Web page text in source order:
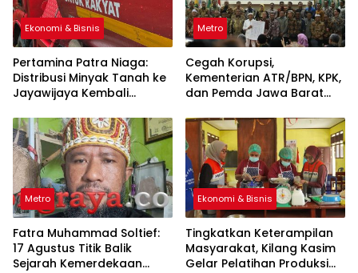
Ekonomi & Bisnis
Pertamina Patra Niaga:
Distribusi Minyak Tanah ke
Jayawijaya Kembali
Metro
Cegah Korupsi,
Kementerian ATR/BPN, KPK,
dan Pemda Jawa Barat
Metro
Fatra Muhammad Soltief:
17 Agustus Titik Balik
Sejarah Kemerdekaan
Ekonomi & Bisnis
Tingkatkan Keterampilan
Masyarakat, Kilang Kasim
Gelar Pelatihan Produksi